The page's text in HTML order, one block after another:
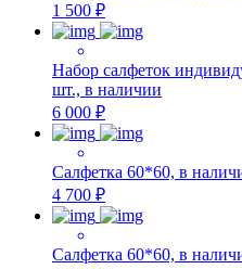
1 500 ₽
Набор салфеток
шт., в наличии
6 000 ₽
Салфетка 60*60, в
4 700 ₽
Салфетка 60*60, в